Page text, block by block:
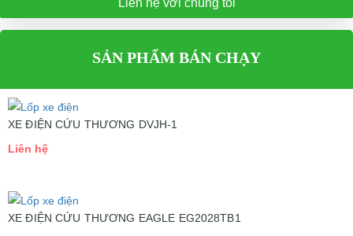
Liên hệ với chúng tôi
SẢN PHẨM BÁN CHẠY
XE ĐIỆN CỨU THƯƠNG DVJH-1
Liên hệ
XE ĐIỆN CỨU THƯƠNG EAGLE EG2028TB1